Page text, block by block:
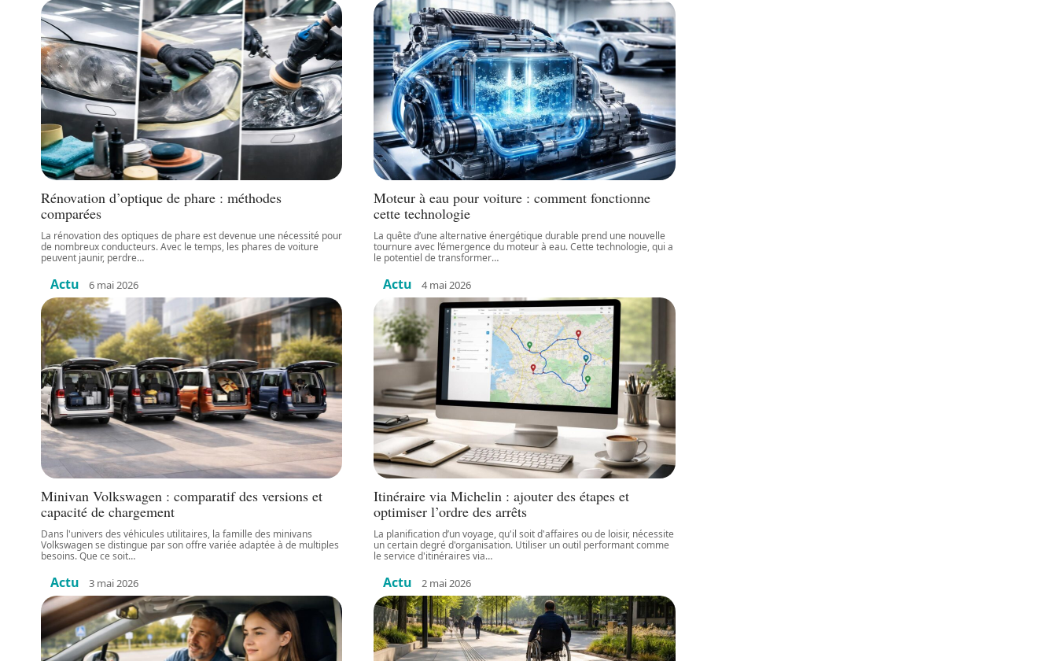
Rénovation d’optique de phare : méthodes
comparées
La rénovation des optiques de phare est devenue une nécessité pour
de nombreux conducteurs. Avec le temps, les phares de voiture
peuvent jaunir, perdre…
Actu 6 mai 2026
Moteur à eau pour voiture : comment fonctionne
cette technologie
La quête d’une alternative énergétique durable prend une nouvelle
tournure avec l’émergence du moteur à eau. Cette technologie, qui a
le potentiel de transformer…
Actu 4 mai 2026
Minivan Volkswagen : comparatif des versions et
capacité de chargement
Dans l'univers des véhicules utilitaires, la famille des minivans
Volkswagen se distingue par son offre variée adaptée à de multiples
besoins. Que ce soit…
Actu 3 mai 2026
Itinéraire via Michelin : ajouter des étapes et
optimiser l’ordre des arrêts
La planification d’un voyage, qu'il soit d'affaires ou de loisir, nécessite
un certain degré d'organisation. Utiliser un outil performant comme
le service d'itinéraires via…
Actu 2 mai 2026